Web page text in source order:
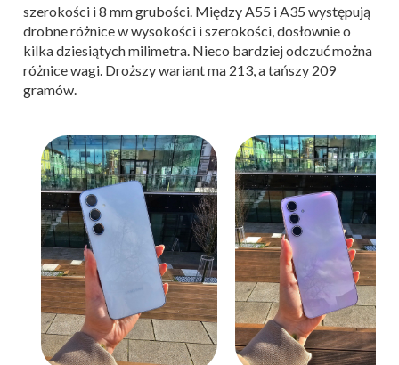
szerokości i 8 mm grubości. Między A55 i A35 występują
drobne różnice w wysokości i szerokości, dosłownie o
kilka dziesiątych milimetra. Nieco bardziej odczuć można
różnice wagi. Droższy wariant ma 213, a tańszy 209
gramów.